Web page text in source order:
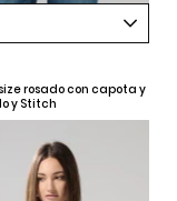
rosado con capota y
y Stitch